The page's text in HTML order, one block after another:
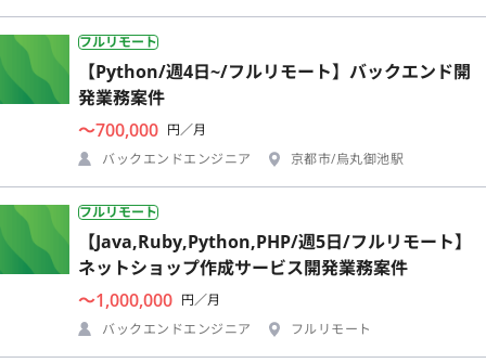
フルリモート
【Python/週4日~/フルリモート】バックエンド開
発業務案件
〜700,000 円／月
バックエンドエンジニア
京都市/烏丸御池駅
フルリモート
【Java,Ruby,Python,PHP/週5日/フルリモート】
ネットショップ作成サービス開発業務案件
〜1,000,000 円／月
バックエンドエンジニア
フルリモート